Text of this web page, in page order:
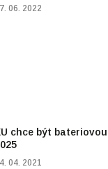
06. 2022
chce být
04. 2021